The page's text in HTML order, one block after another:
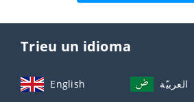
Trieu un idioma
English العربيّة